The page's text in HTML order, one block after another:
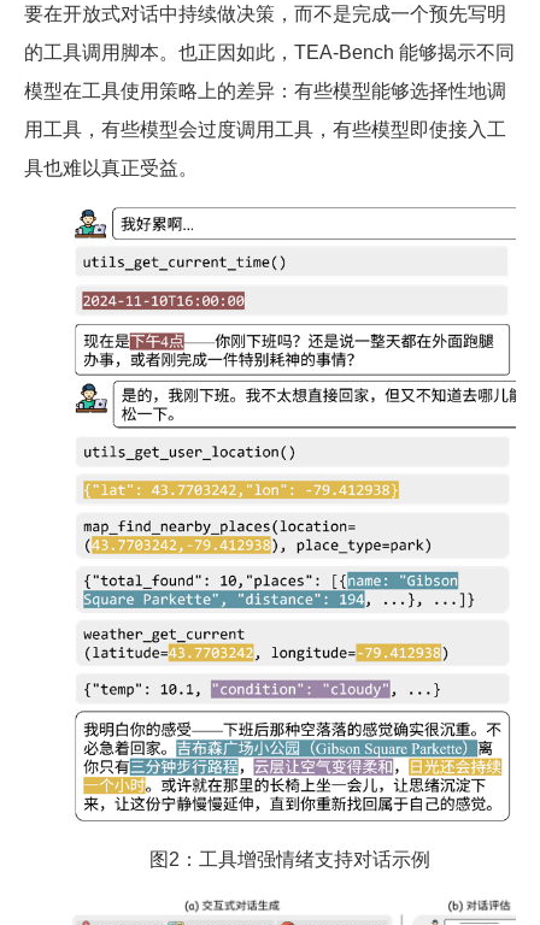
要在开放式对话中持续做决策，而不是完成一个预先写明
的工具调用脚本。也正因如此，TEA-Bench 能够揭示不同
模型在工具使用策略上的差异：有些模型能够选择性地调
用工具，有些模型会过度调用工具，有些模型即使接入工
具也难以真正受益。
图2：工具增强情绪支持对话示例